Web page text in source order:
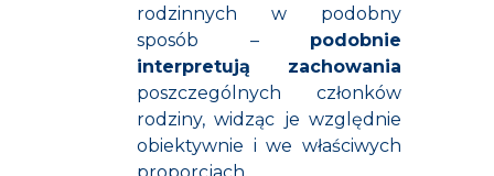
rodzinnych w podobny
sposób – podobnie
interpretują zachowania
poszczególnych członków
rodziny, widząc je względnie
obiektywnie i we właściwych